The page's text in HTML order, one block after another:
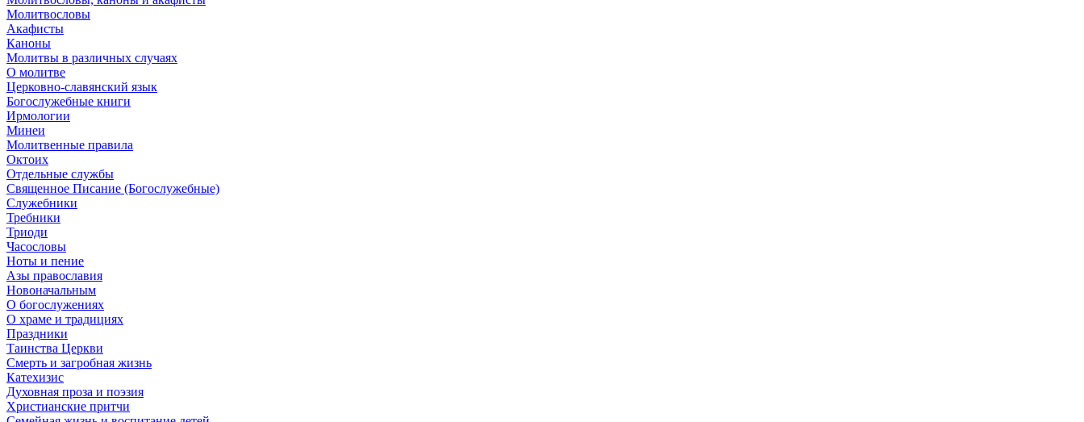
Молитвословы
Акафисты
Каноны
Молитвы в различных случаях
О молитве
Церковно-славянский язык
Богослужебные книги
Ирмологии
Минеи
Молитвенные правила
Октоих
Отдельные службы
Священное Писание (Богослужебные)
Служебники
Требники
Триоди
Часословы
Ноты и пение
Азы православия
Новоначальным
О богослужениях
О храме и традициях
Праздники
Таинства Церкви
Смерть и загробная жизнь
Катехизис
Духовная проза и поэзия
Христианские притчи